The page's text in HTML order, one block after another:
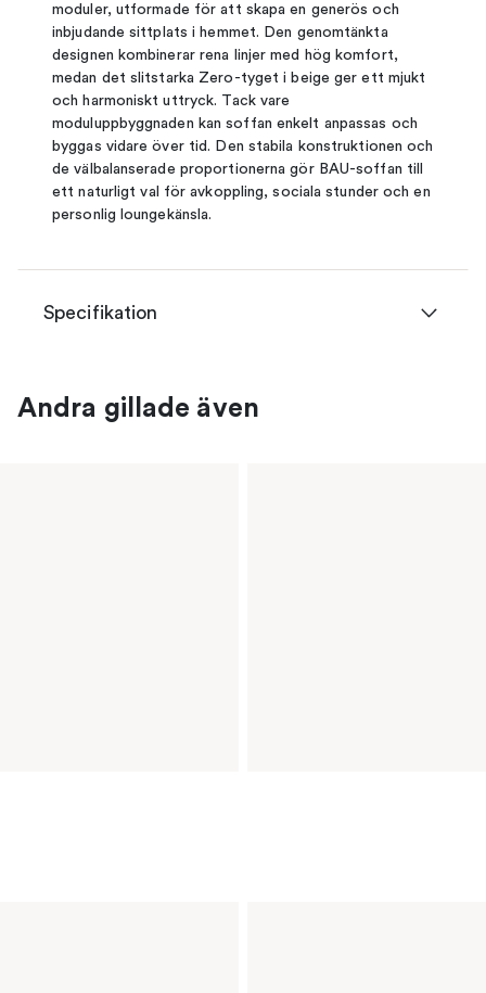
moduler, utformade för att skapa en generös och
inbjudande sittplats i hemmet. Den genomtänkta
designen kombinerar rena linjer med hög komfort,
medan det slitstarka Zero-tyget i beige ger ett mjukt
och harmoniskt uttryck. Tack vare
moduluppbyggnaden kan soffan enkelt anpassas och
byggas vidare över tid. Den stabila konstruktionen och
de välbalanserade proportionerna gör BAU-soffan till
ett naturligt val för avkoppling, sociala stunder och en
personlig loungekänsla.
Specifikation
Andra gillade även